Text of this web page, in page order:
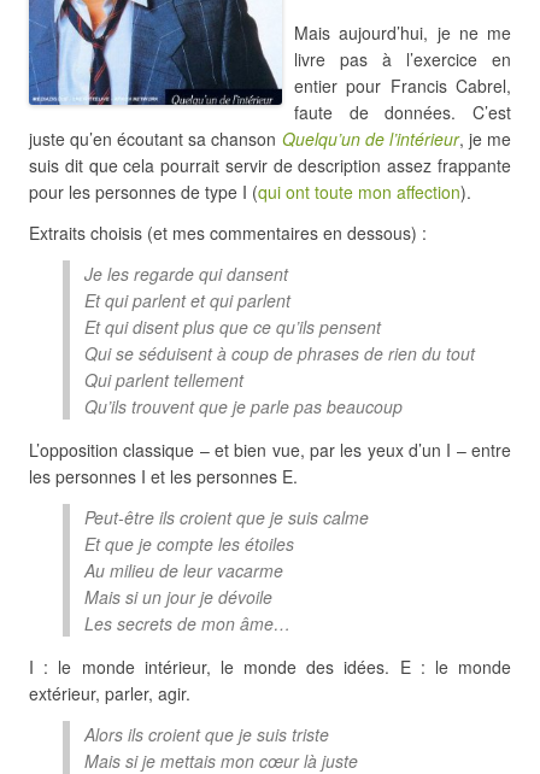
Mais aujourd’hui, je ne me
livre pas à l’exercice en
entier pour Francis Cabrel,
faute de données. C’est
juste qu’en écoutant sa chanson Quelqu’un de l’intérieur, je me
suis dit que cela pourrait servir de description assez frappante
pour les personnes de type I (qui ont toute mon affection).
Extraits choisis (et mes commentaires en dessous) :
Je les regarde qui dansent
Et qui parlent et qui parlent
Et qui disent plus que ce qu’ils pensent
Qui se séduisent à coup de phrases de rien du tout
Qui parlent tellement
Qu’ils trouvent que je parle pas beaucoup
L’opposition classique – et bien vue, par les yeux d’un I – entre
les personnes I et les personnes E.
Peut-être ils croient que je suis calme
Et que je compte les étoiles
Au milieu de leur vacarme
Mais si un jour je dévoile
Les secrets de mon âme…
I : le monde intérieur, le monde des idées. E : le monde
extérieur, parler, agir.
Alors ils croient que je suis triste
Mais si je mettais mon cœur là juste